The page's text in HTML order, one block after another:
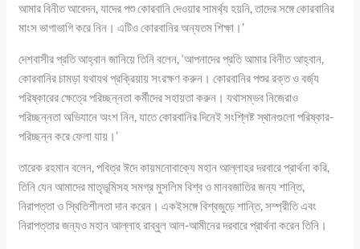
আমার বিনীত আবেদন, যাদের পশু কোরবানি দেওয়ার সামর্থ্য হয়নি, তাদের সঙ্গে কোরবানির
মাংস ভাগাভাগি করে নিন। এটিও কোরবানির অন্যতম শিক্ষা।’
দেশবাসীর প্রতি আহ্বান জানিয়ে তিনি বলেন, ‘আপনাদের প্রতি আমার বিনীত আহ্বান,
কোরবানির চামড়া যথাযথ প্রক্রিয়ায় সংরক্ষণ করুন। কোরবানির পশুর রক্ত ও বর্জ্য
পরিষ্কারের ক্ষেত্রে পরিচ্ছন্নতা কর্মীদের সহায়তা করুন। যথাসম্ভব নিজেরাও
পরিচ্ছন্নতা অভিযানে অংশ নিন, যাতে কোরবানির দিনেই সংশ্লিষ্ট স্থানগুলো পরিষ্কার-
পরিচ্ছন্ন করে ফেলা যায়।’
তারেক রহমান বলেন, পবিত্র ঈদে কায়মনোবাক্যে মহান আল্লাহর দরবারে প্রার্থনা করি,
তিনি যেন আমাদের মাতৃভূমিসহ সমগ্র মুসলিম বিশ্ব ও মানবজাতির জন্য শান্তি,
নিরাপত্তা ও স্থিতিশীলতা দান করেন। একইসঙ্গে বিশ্বজুড়ে শান্তি, সম্প্রীতি এবং
নিরাপত্তার জন্যও মহান আল্লাহ রাব্বুল আল-আমীনের দরবারে প্রার্থনা করেন তিনি।